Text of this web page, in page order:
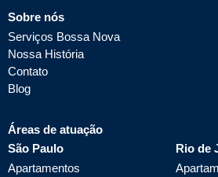
Sobre nós
Serviços Bossa Nova
Nossa História
Contato
Blog
Áreas de atuação
São Paulo
Apartamentos
Rio de